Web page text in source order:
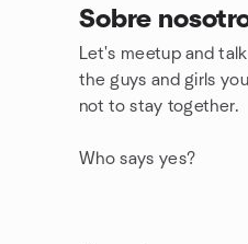
Sobre
Let's meetup and
the guys and girls
not to stay together.
Who says yes?
Enlaces de grupo